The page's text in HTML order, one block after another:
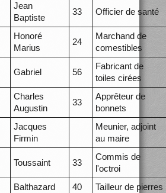
Jean
Baptiste
33 Officier de santé
Honoré
Marius
24
Marchand de
comestibles
Gabriel 56
Fabricant de
toiles cirées
Charles
Augustin
33
Apprêteur de
bonnets
Jacques
Firmin
Meunier, adjoint
au maire
Toussaint 33
Commis de
l'octroi
Balthazard 40
Tailleur de pierres